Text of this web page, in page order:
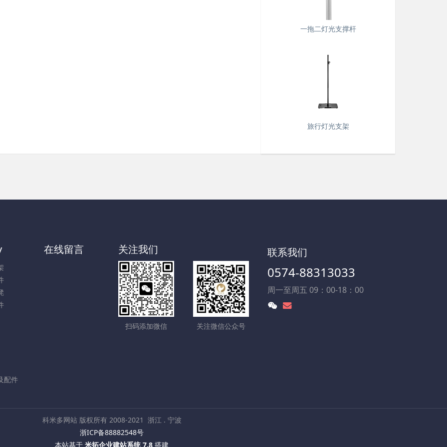
一拖二灯光支撑杆
旅行灯光支架
配件
在线留言 关注我们
扫码添加微信 关注微信公众号
联系我们
0574-88313033
周一至周五 09：00-18：00
科米多网站 版权所有 2008-2021 浙江 . 宁波
浙ICP备88882548号
本站基于 米拓企业建站系统 7.8 搭建